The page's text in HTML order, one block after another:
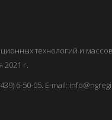
технологий и
г.
6-50-05. E-mail: